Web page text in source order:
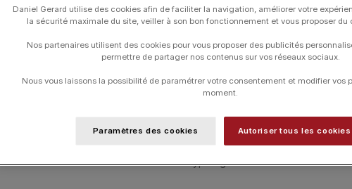
Maison Arthus Bertrand aime
traditionnelle en un précieux bijou
bracelet sur chaîne dont le motif
roi se porte seul ou s’accumule
UGS :
J9507X0000
Catégories : ARTHUS BERTRAND,
Typologies
Daniel Gerard utilise des cookies afin de faciliter la navigation, améliorer votre
la sécurité maximale du site, veiller à son bon fonctionnement et vous proposer du
Nos partenaires utilisent des cookies pour vous proposer des publicités
permettre de partager nos contenus sur vos réseaux sociaux.
Nous vous laissons la possibilité de paramétrer votre consentement et modifier vos
moment.
Paramètres des cookies Autoriser tous les cookies